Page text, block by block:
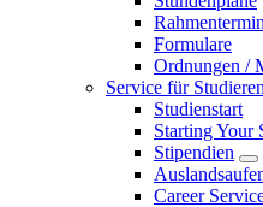
Formulare
Ordnungen /
Service für
Studienstart
Starting Your
Stipendien
Career